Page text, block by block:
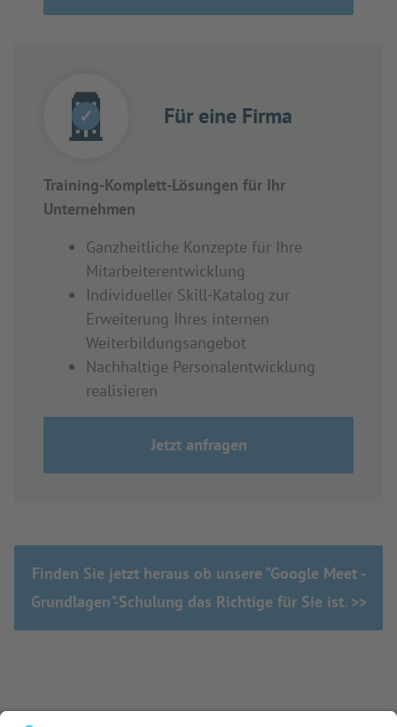
✓ Für eine Firma
Training-Komplett-Lösungen für Ihr
Unternehmen
Ganzheitliche Konzepte für Ihre
Mitarbeiterentwicklung
Individueller Skill-Katalog zur
Erweiterung Ihres internen
Weiterbildungsangebot
Nachhaltige Personalentwicklung
realisieren
Jetzt anfragen
Finden Sie jetzt heraus ob unsere "Google Meet -
Grundlagen"-Schulung das Richtige für Sie ist. >>